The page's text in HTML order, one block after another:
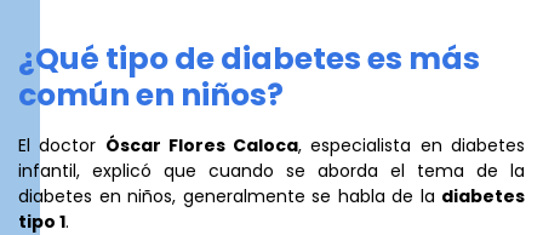
¿Qué tipo de diabetes es más
común en niños?
El doctor Óscar Flores Caloca, especialista en diabetes
infantil, explicó que cuando se aborda el tema de la
diabetes en niños, generalmente se habla de la diabetes
tipo 1.